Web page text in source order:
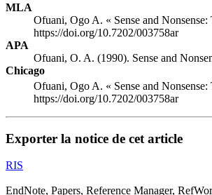
MLA
Ofuani, Ogo A. « Sense and
https://doi.org/10.7202/003758ar
APA
Ofuani, O. A. (1990). Sense and
Chicago
Ofuani, Ogo A. « Sense and
https://doi.org/10.7202/003758ar
Exporter la notice de cet article
RIS
EndNote, Papers, Reference Manager,